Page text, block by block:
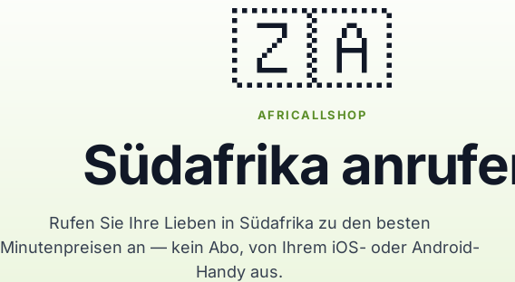
🇿🇦
AFRICALLSHOP
Südafrika
Rufen Sie Ihre Lieben in Südafrika zu den besten
Minutenpreisen an — kein Abo, von Ihrem iOS- oder Android-
Handy aus.